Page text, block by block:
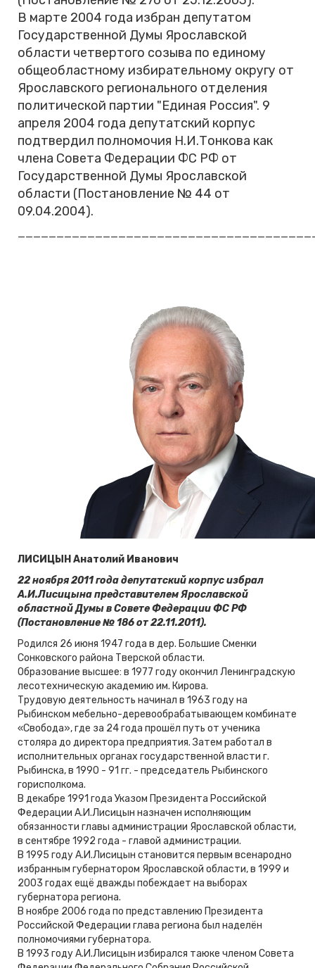
В марте 2004 года избран депутатом
Государственной Думы Ярославской
области четвертого созыва по единому
общеобластному избирательному округу от
Ярославского регионального отделения
политической партии "Единая Россия". 9
апреля 2004 года депутатский корпус
подтвердил полномочия Н.И.Тонкова как
члена Совета Федерации ФС РФ от
Государственной Думы Ярославской
области (Постановление № 44 от
09.04.2004).
ЛИСИЦЫН Анатолий Иванович
22 ноября 2011 года депутатский корпус избрал
А.И.Лисицына представителем Ярославской
областной Думы в Совете Федерации ФС РФ
(Постановление № 186 от 22.11.2011).
Родился 26 июня 1947 года в дер. Большие Сменки
Сонковского района Тверской области.
Образование высшее: в 1977 году окончил Ленинградскую
лесотехническую академию им. Кирова.
Трудовую деятельность начинал в 1963 году на
Рыбинском мебельно-деревообрабатывающем комбинате
«Свобода», где за 24 года прошёл путь от ученика
столяра до директора предприятия. Затем работал в
исполнительных органах государственной власти г.
Рыбинска, в 1990 - 91 гг. - председатель Рыбинского
горисполкома.
В декабре 1991 года Указом Президента Российской
Федерации А.И.Лисицын назначен исполняющим
обязанности главы администрации Ярославской области,
в сентябре 1992 года - главой администрации.
В 1995 году А.И.Лисицын становится первым всенародно
избранным губернатором Ярославской области, в 1999 и
2003 годах ещё дважды побеждает на выборах
губернатора региона.
В ноябре 2006 года по представлению Президента
Российской Федерации глава региона был наделён
полномочиями губернатора.
В 1993 году А.И.Лисицын избирался таюке членом Совета